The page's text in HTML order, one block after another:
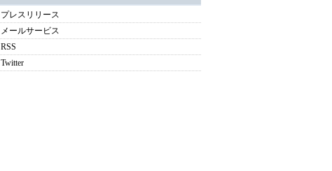
プレスリリース
メールサービス
RSS
Twitter